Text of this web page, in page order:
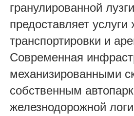
гранулированной
предоставляет услуги
транспортировки и
Современная
механизированными
собственным
железнодорожной